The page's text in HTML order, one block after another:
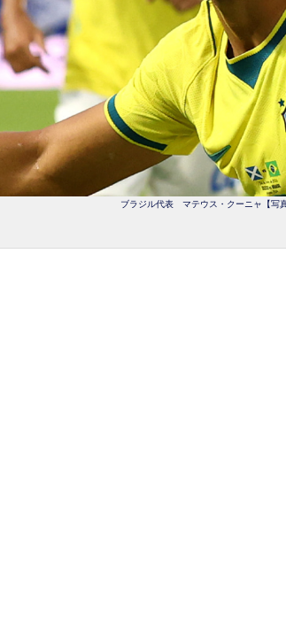
ブラジル代表 マテウス・クーニャ【写